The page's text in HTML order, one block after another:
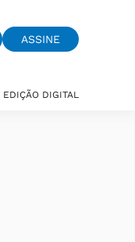
ASSINE
EDIÇÃO DIGITAL